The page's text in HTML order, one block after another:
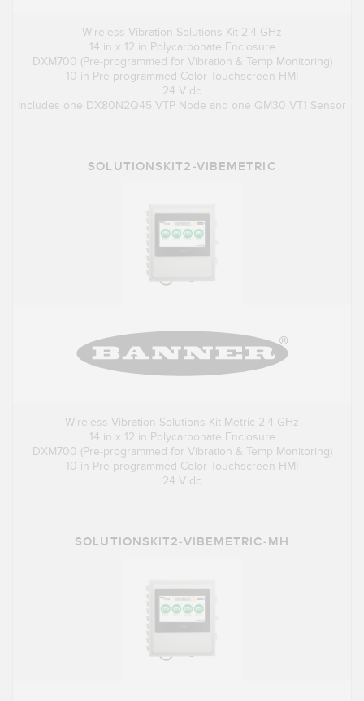
Wireless Vibration Solutions Kit 2.4 GHz
14 in x 12 in Polycarbonate Enclosure
DXM700 (Pre-programmed for Vibration & Temp Monitoring)
10 in Pre-programmed Color Touchscreen HMI
24 V dc
Includes one DX80N2Q45 VTP Node and one QM30 VT1 Sensor
SOLUTIONSKIT2-VIBEMETRIC
Wireless Vibration Solutions Kit Metric 2.4 GHz
14 in x 12 in Polycarbonate Enclosure
DXM700 (Pre-programmed for Vibration & Temp Monitoring)
10 in Pre-programmed Color Touchscreen HMI
24 V dc
SOLUTIONSKIT2-VIBEMETRIC-MH